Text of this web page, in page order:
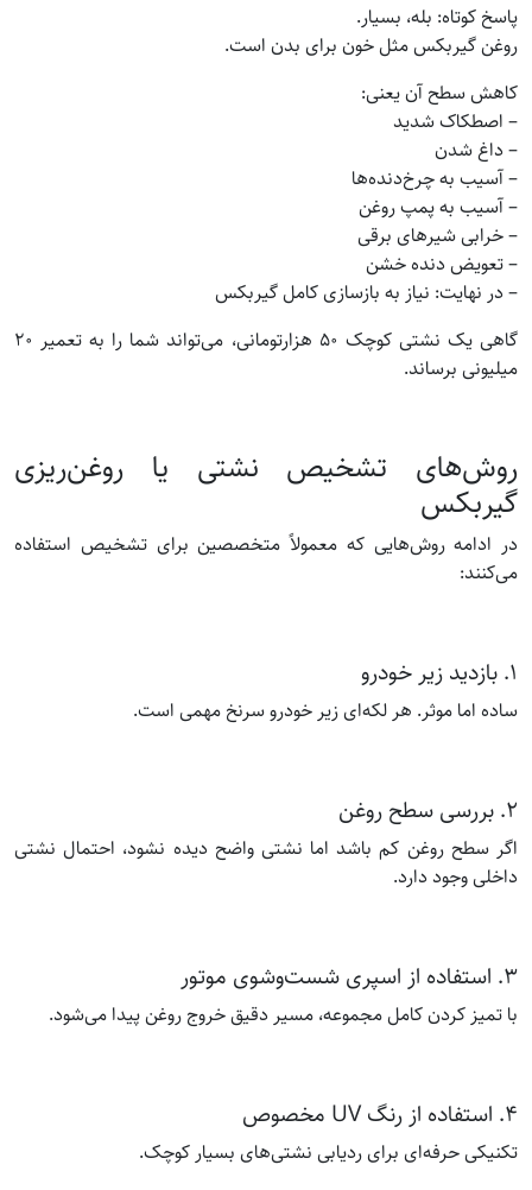
پاسخ کوتاه: بله، بسیار.
روغن گیربکس مثل خون برای بدن است.
کاهش سطح آن یعنی:
– اصطکاک شدید
– داغ شدن
– آسیب به چرخ‌دنده‌ها
– آسیب به پمپ روغن
– خرابی شیرهای برقی
– تعویض دنده خشن
– در نهایت: نیاز به بازسازی کامل گیربکس
گاهی یک نشتی کوچک ۵۰ هزارتومانی، می‌تواند شما را به تعمیر ۲۰
میلیونی برساند.
روش‌های تشخیص نشتی یا روغن‌ریزی
گیربکس
در ادامه روش‌هایی که معمولاً متخصصین برای تشخیص استفاده
می‌کنند:
۱. بازدید زیر خودرو
ساده اما موثر. هر لکه‌ای زیر خودرو سرنخ مهمی است.
۲. بررسی سطح روغن
اگر سطح روغن کم باشد اما نشتی واضح دیده نشود، احتمال نشتی
داخلی وجود دارد.
۳. استفاده از اسپری شست‌وشوی موتور
با تمیز کردن کامل مجموعه، مسیر دقیق خروج روغن پیدا می‌شود.
۴. استفاده از رنگ UV مخصوص
تکنیکی حرفه‌ای برای ردیابی نشتی‌های بسیار کوچک.